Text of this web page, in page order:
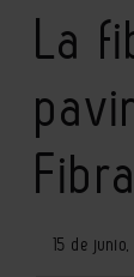
La
15 de